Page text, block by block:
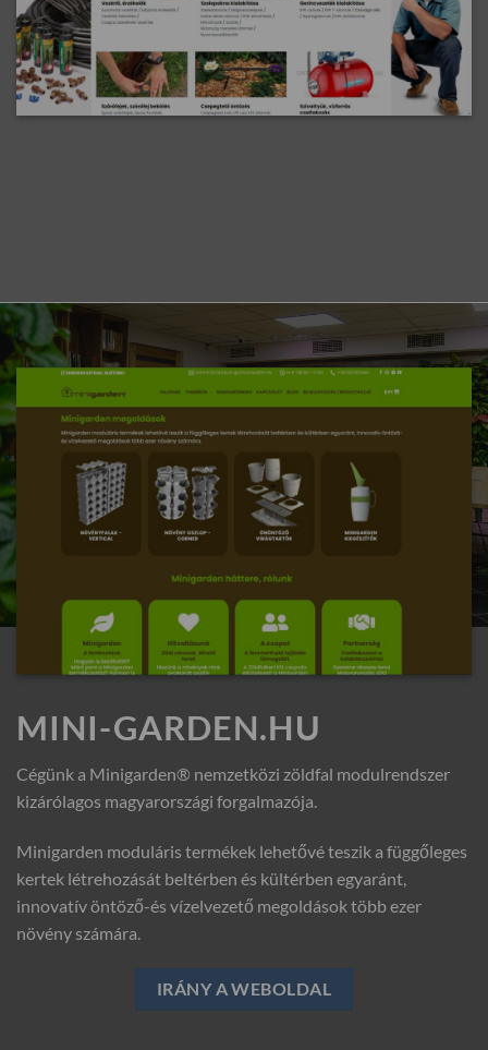
MINI-GARDEN.HU
Cégünk a Minigarden® nemzetközi zöldfal modulrendszer
kizárólagos magyarországi forgalmazója.
Minigarden moduláris termékek lehetővé teszik a függőleges
kertek létrehozását beltérben és kültérben egyaránt,
innovatív öntöző-és vízelvezető megoldások több ezer
növény számára.
IRÁNY A WEBOLDAL